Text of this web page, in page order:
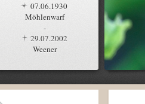
07.06.1930
Möhlenwarf
-
29.07.2002
Weener